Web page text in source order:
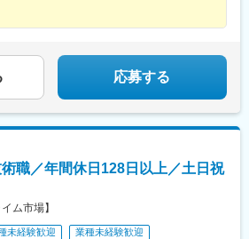
応募する
職／年間休日128日以上／土日祝
ム市場】
未経験歓迎 業種未経験歓迎